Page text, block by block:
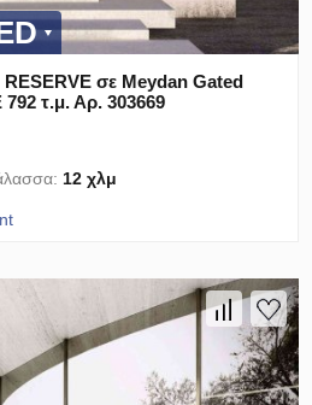
σε Meydan Gated
τ.μ. Αρ. 303669
12 χλμ